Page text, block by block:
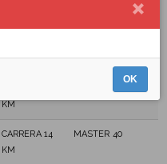
KM
KM
MASTER 40
CARRERA 14
KM
MASTER 40
OK